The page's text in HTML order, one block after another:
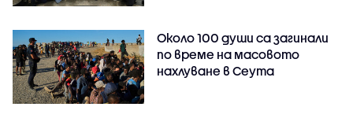
Около 100 души са загинали
по време на масовото
нахлуване в Сеута